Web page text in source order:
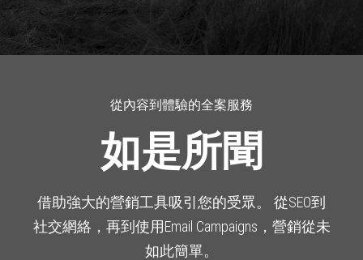
從內容到體驗的全案服務
如是所聞
借助強大的營銷工具吸引您的受眾。 從SEO到
社交網絡，再到使用Email Campaigns，營銷從未
如此簡單。